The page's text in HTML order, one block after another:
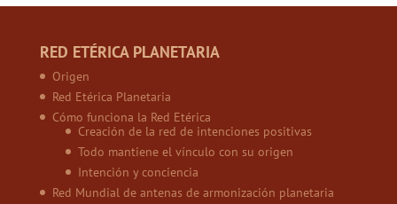
RED ETÉRICA PLANETARIA
Origen
Red Etérica Planetaria
Cómo funciona la Red Etérica
Creación de la red de intenciones positivas
Todo mantiene el vínculo con su origen
Intención y conciencia
Red Mundial de antenas de armonización planetaria